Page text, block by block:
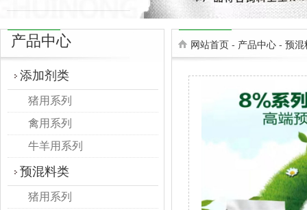
禽用系列
牛羊用系列
产品中心
添加剂类
猪用系列
禽用系列
牛羊用系列
预混料类
猪用系列
网站首页 - 产品中心 - 预混